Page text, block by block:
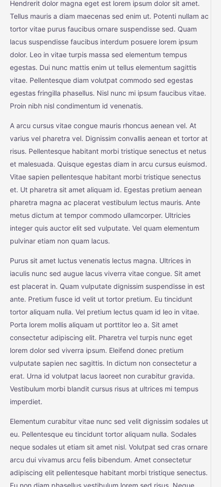
Hendrerit dolor magna eget est lorem ipsum dolor sit amet.
Tellus mauris a diam maecenas sed enim ut. Potenti nullam ac
tortor vitae purus faucibus ornare suspendisse sed. Quam
lacus suspendisse faucibus interdum posuere lorem ipsum
dolor. Leo in vitae turpis massa sed elementum tempus
egestas. Dui nunc mattis enim ut tellus elementum sagittis
vitae. Pellentesque diam volutpat commodo sed egestas
egestas fringilla phasellus. Nisl nunc mi ipsum faucibus vitae.
Proin nibh nisl condimentum id venenatis.
A arcu cursus vitae congue mauris rhoncus aenean vel. At
varius vel pharetra vel. Dignissim convallis aenean et tortor at
risus. Pellentesque habitant morbi tristique senectus et netus
et malesuada. Quisque egestas diam in arcu cursus euismod.
Vitae sapien pellentesque habitant morbi tristique senectus
et. Ut pharetra sit amet aliquam id. Egestas pretium aenean
pharetra magna ac placerat vestibulum lectus mauris. Ante
metus dictum at tempor commodo ullamcorper. Ultricies
integer quis auctor elit sed vulputate. Vel quam elementum
pulvinar etiam non quam lacus.
Purus sit amet luctus venenatis lectus magna. Ultrices in
iaculis nunc sed augue lacus viverra vitae congue. Sit amet
est placerat in. Quam vulputate dignissim suspendisse in est
ante. Pretium fusce id velit ut tortor pretium. Eu tincidunt
tortor aliquam nulla. Vel pretium lectus quam id leo in vitae.
Porta lorem mollis aliquam ut porttitor leo a. Sit amet
consectetur adipiscing elit. Pharetra vel turpis nunc eget
lorem dolor sed viverra ipsum. Eleifend donec pretium
vulputate sapien nec sagittis. In dictum non consectetur a
erat. Urna id volutpat lacus laoreet non curabitur gravida.
Vestibulum morbi blandit cursus risus at ultrices mi tempus
imperdiet.
Elementum curabitur vitae nunc sed velit dignissim sodales ut
eu. Pellentesque eu tincidunt tortor aliquam nulla. Sodales
neque sodales ut etiam sit amet nisl. Volutpat sed cras ornare
arcu dui vivamus arcu felis bibendum. Amet consectetur
adipiscing elit pellentesque habitant morbi tristique senectus.
Eu non diam phasellus vestibulum lorem sed risus. Neque